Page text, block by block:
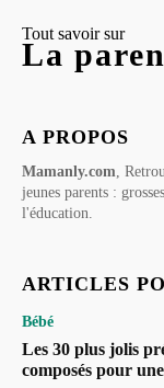
Tout savoir sur
La
A PROPOS
Mamanly.com ,
jeunes parents :
l'éducation.
ARTICLES
Bébé
Les 30 plus jolis
composés pour